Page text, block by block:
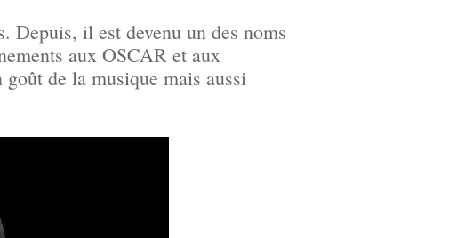
Depuis, il est devenu un des noms
aux OSCAR et aux
de la musique mais aussi